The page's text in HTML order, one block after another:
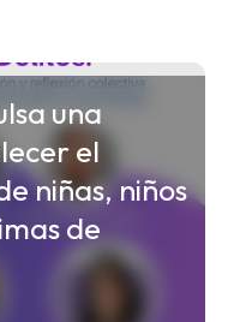
una
el
niñas, niños
de